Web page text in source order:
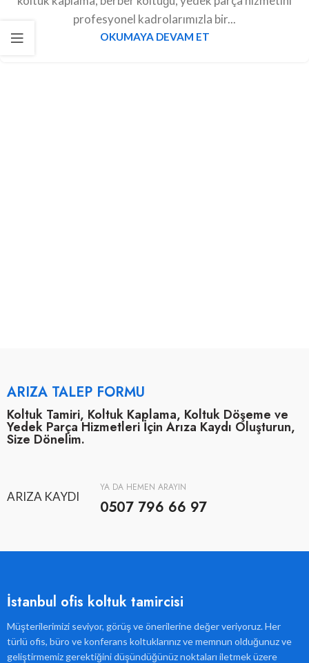
profesyonel kadrolarımızla bir...
OKUMAYA DEVAM ET
ARIZA TALEP FORMU
Koltuk Tamiri, Koltuk Kaplama, Koltuk Döşeme ve
Yedek Parça Hizmetleri İçin Arıza Kaydı Oluşturun,
Size Dönelim.
ARIZA KAYDI
YA DA HEMEN ARAYIN
0507 796 66 97
İstanbul ofis koltuk tamircisi
Müşterilerimizi seviyor, görüş ve önerilerine değer veriyoruz. Her
türlü ofis, büro ve konferans koltuklarınız ve memnun olduğunuz ve
geliştirmemiz gerektiğini düşündüğünüz noktaları iletmek üzere